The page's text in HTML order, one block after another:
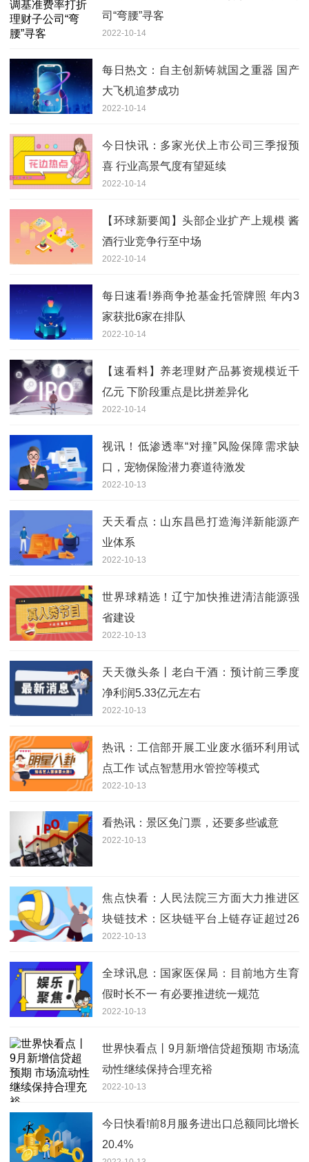
司“弯腰”寻客
2022-10-14
每日热文：自主创新铸就国之重器 国产
大飞机追梦成功
2022-10-14
今日快讯：多家光伏上市公司三季报预
喜 行业高景气度有望延续
2022-10-14
【环球新要闻】头部企业扩产上规模 酱
酒行业竞争行至中场
2022-10-14
每日速看!券商争抢基金托管牌照 年内3
家获批6家在排队
2022-10-14
【速看料】养老理财产品募资规模近千
亿元 下阶段重点是比拼差异化
2022-10-14
视讯！低渗透率“对撞”风险保障需求缺
口，宠物保险潜力赛道待激发
2022-10-13
天天看点：山东昌邑打造海洋新能源产
业体系
2022-10-13
世界球精选！辽宁加快推进清洁能源强
省建设
2022-10-13
天天微头条丨老白干酒：预计前三季度
净利润5.33亿元左右
2022-10-13
热讯：工信部开展工业废水循环利用试
点工作 试点智慧用水管控等模式
2022-10-13
看热讯：景区免门票，还要多些诚意
2022-10-13
焦点快看：人民法院三方面大力推进区
块链技术：区块链平台上链存证超过26
亿条
2022-10-13
全球讯息：国家医保局：目前地方生育
假时长不一 有必要推进统一规范
2022-10-13
世界快看点丨9月新增信贷超预期 市场流
动性继续保持合理充裕
2022-10-13
今日快看!前8月服务进出口总额同比增长
20.4%